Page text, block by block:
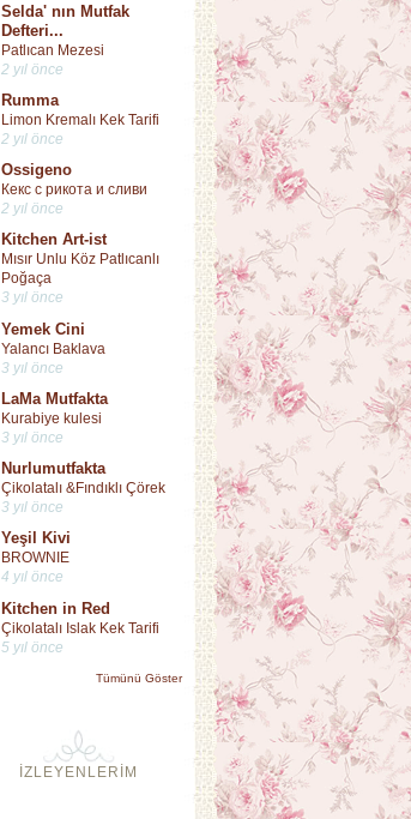
Selda' nın Mutfak
Defteri...
Patlıcan Mezesi
2 yıl önce
Rumma
Limon Kremalı Kek Tarifi
2 yıl önce
Ossigeno
Кекс с рикота и сливи
2 yıl önce
Kitchen Art-ist
Mısır Unlu Köz Patlıcanlı
Poğaça
3 yıl önce
Yemek Cini
Yalancı Baklava
3 yıl önce
LaMa Mutfakta
Kurabiye kulesi
3 yıl önce
Nurlumutfakta
Çikolatalı &Fındıklı Çörek
3 yıl önce
Yeşil Kivi
BROWNIE
4 yıl önce
Kitchen in Red
Çikolatalı Islak Kek Tarifi
5 yıl önce
Tümünü Göster
İZLEYENLERİM